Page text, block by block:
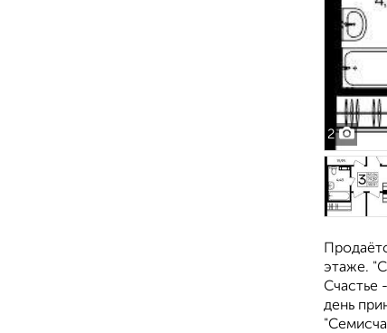
2
этаже.
Счастье
день